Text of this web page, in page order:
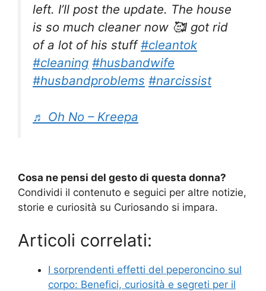
left. I’ll post the update. The house
is so much cleaner now 🥰I got rid
of a lot of his stuff#cleantok
#cleaning #husbandwife
#husbandproblems #narcissist
♬ Oh No – Kreepa
Cosa ne pensi del gesto di questa donna?
Condividi il contenuto e seguici per altre notizie,
storie e curiosità su Curiosando si impara.
Articoli correlati:
I sorprendenti effetti del peperoncino sul
corpo: Benefici, curiosità e segreti per il